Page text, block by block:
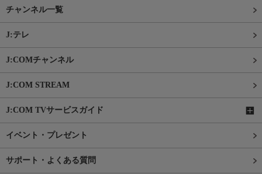
チャンネル一覧
J:テレ
J:COMチャンネル
J:COM STREAM
J:COM TVサービスガイド
イベント・プレゼント
サポート・よくある質問